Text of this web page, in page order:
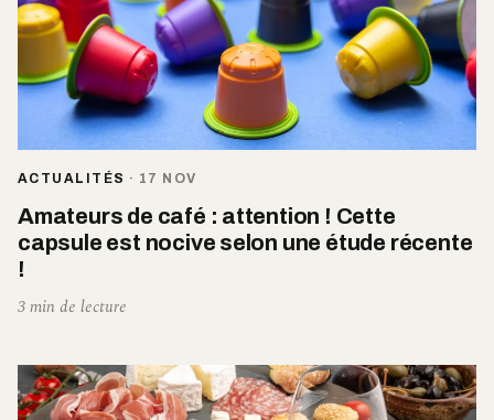
ACTUALITÉS · 17 NOV
Amateurs de café : attention ! Cette
capsule est nocive selon une étude récente
!
3 min de lecture